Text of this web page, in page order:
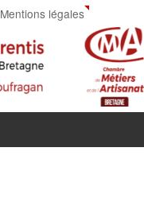
Mentions légales